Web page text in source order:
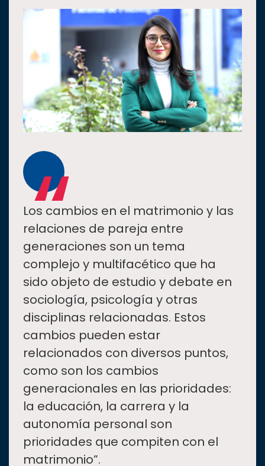
“
Los cambios en el matrimonio y las
relaciones de pareja entre
generaciones son un tema
complejo y multifacético que ha
sido objeto de estudio y debate en
sociología, psicología y otras
disciplinas relacionadas. Estos
cambios pueden estar
relacionados con diversos puntos,
como son los cambios
generacionales en las prioridades:
la educación, la carrera y la
autonomía personal son
prioridades que compiten con el
matrimonio”.